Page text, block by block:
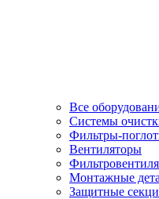
Все
Системы
Фильтры-
Вентиляторы
Монтажные
Защитные